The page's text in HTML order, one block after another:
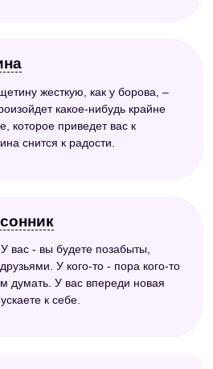
жесткую, как у борова, –
какое-нибудь крайне
которое приведет вас к
снится к радости.
вас - вы будете позабыты,
У кого-то - пора кого-то
думать. У вас впереди новая
к себе.